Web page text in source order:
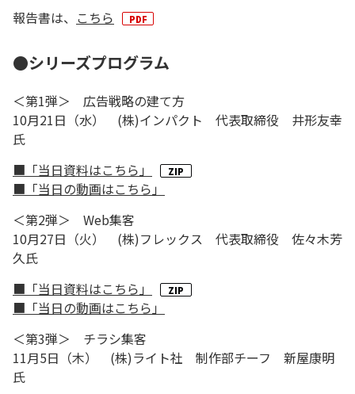
報告書は、 こちら
●シリーズプログラム
＜第1弾＞ 広告戦略の建て方
10月21日（水） (株)インパクト 代表取締役 井形友幸
氏
■「当日資料はこちら」
■「当日の動画はこちら」
＜第2弾＞ Web集客
10月27日（火） (株)フレックス 代表取締役 佐々木芳
久氏
■「当日資料はこちら」
■「当日の動画はこちら」
＜第3弾＞ チラシ集客
11月5日（木） (株)ライト社 制作部チーフ 新屋康明
氏